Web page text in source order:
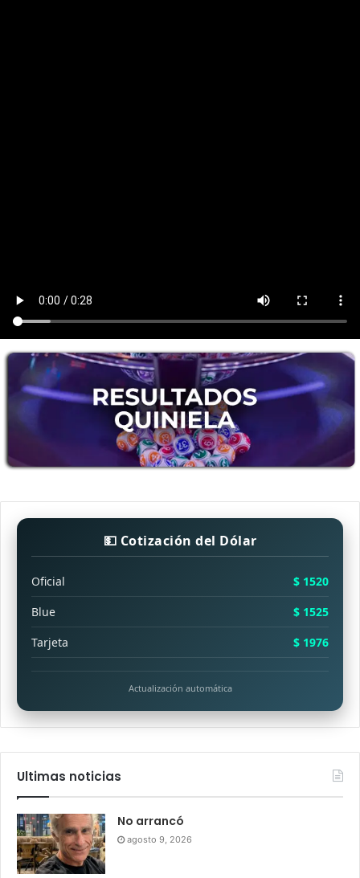
💵 Cotización del Dólar
Oficial
$ 1520
Blue
$ 1525
Tarjeta
$ 1976
Actualización automática
Ultimas noticias
No arrancó
agosto 9, 2026